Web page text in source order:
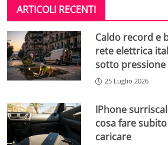
ARTICOLI RECENTI
Caldo record e
rete elettrica
sotto pressione
25 Luglio 2026
IPhone
cosa fare
caricare